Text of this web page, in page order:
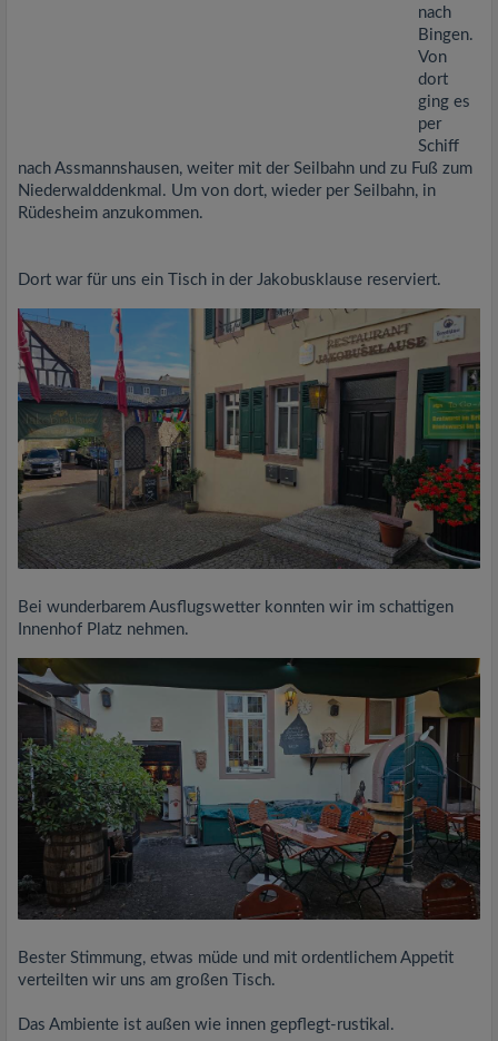
nach
Bingen.
Von
dort
ging es
per
Schiff
nach Assmannshausen, weiter mit der Seilbahn und zu Fuß zum
Niederwalddenkmal. Um von dort, wieder per Seilbahn, in
Rüdesheim anzukommen.
Dort war für uns ein Tisch in der Jakobusklause reserviert.
Bei wunderbarem Ausflugswetter konnten wir im schattigen
Innenhof Platz nehmen.
Bester Stimmung, etwas müde und mit ordentlichem Appetit
verteilten wir uns am großen Tisch.
Das Ambiente ist außen wie innen gepflegt-rustikal.